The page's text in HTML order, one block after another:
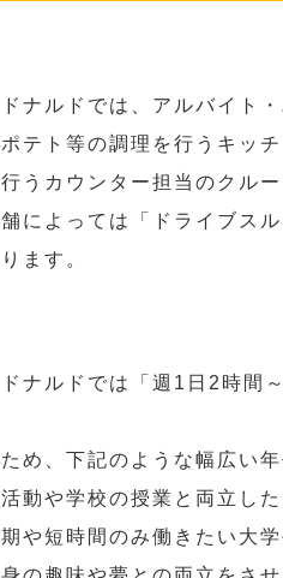
ナルドでは、アルバイト
テト等の調理を行うキッ
うカウンター担当のクル
によっては「ドライブス
ます。
ナルドでは「週1日2時間
め、下記のような幅広い
活動や学校の授業と両立し
期や短時間のみ働きたい大